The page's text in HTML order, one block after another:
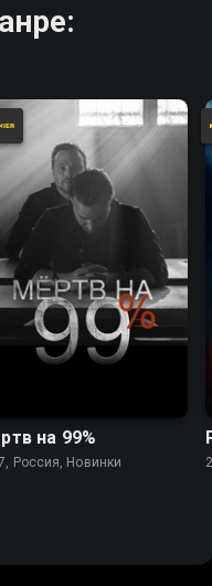
на 99%
Россия, Новинки